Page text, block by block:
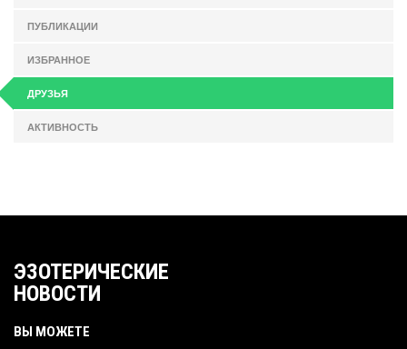
ПУБЛИКАЦИИ
ИЗБРАННОЕ
ДРУЗЬЯ
АКТИВНОСТЬ
ЭЗОТЕРИЧЕСКИЕ
НОВОСТИ
ВЫ МОЖЕТЕ